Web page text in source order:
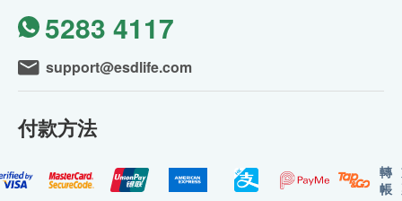
5283 4117
support@esdlife.com
付款方法
轉
帳